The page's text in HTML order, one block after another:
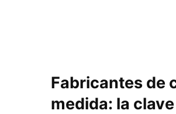
Fabricantes de
medida: la